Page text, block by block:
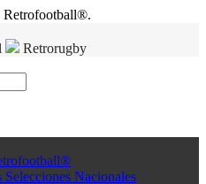
Retrorugby
Selecciones Nacionales